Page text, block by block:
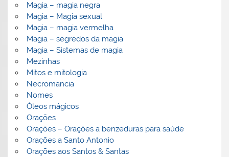
Magia – magia negra
Magia – Magia sexual
Magia – magia vermelha
Magia – segredos da magia
Magia – Sistemas de magia
Mezinhas
Mitos e mitologia
Necromancia
Nomes
Óleos mágicos
Orações
Orações – Orações a benzeduras para saúde
Orações a Santo Antonio
Orações aos Santos & Santas